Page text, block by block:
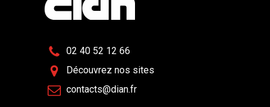
02 40 52 12 66
Découvrez nos sites
contacts@dian.fr